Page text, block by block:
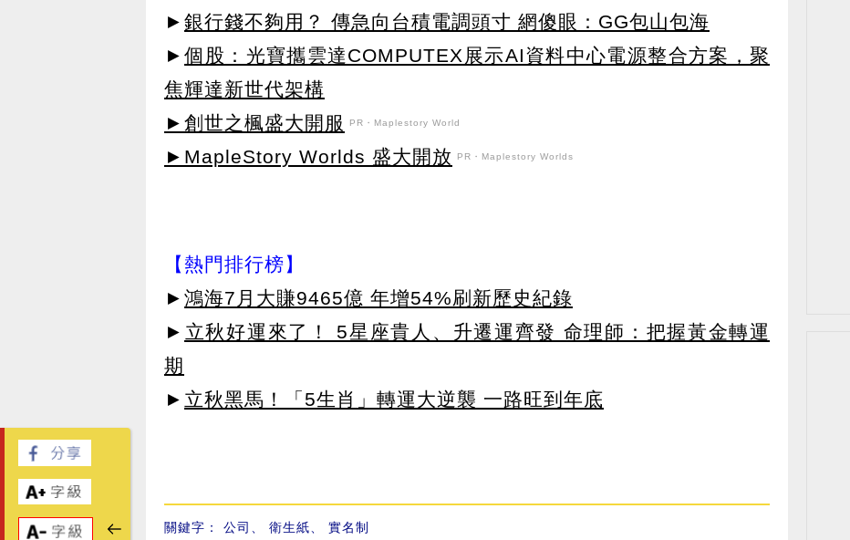
► 銀行錢不夠用？ 傳急向台積電調頭寸 網傻眼：GG包山包海
► 個股：光寶攜雲達COMPUTEX展示AI資料中心電源整合方案，聚
焦輝達新世代架構
►創世之楓盛大開服
PR・Maplestory World
►MapleStory Worlds 盛大開放 PR・Maplestory Worlds
【熱門排行榜】
► 鴻海7月大賺9465億 年增54%刷新歷史紀錄
► 立秋好運來了！ 5星座貴人、升遷運齊發 命理師：把握黃金轉運
期
► 立秋黑馬！「5生肖」轉運大逆襲 一路旺到年底
關鍵字： 公司 衛生紙 實名制